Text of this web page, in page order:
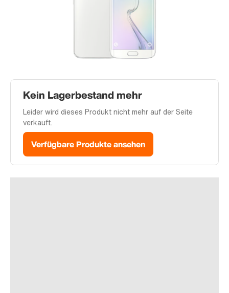
Kein Lagerbestand mehr
Leider wird dieses Produkt nicht mehr auf der Seite
verkauft.
Verfügbare Produkte ansehen